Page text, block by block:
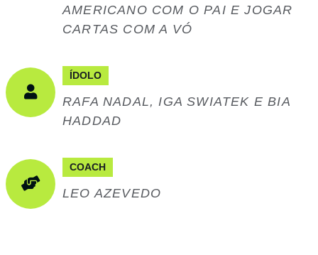
AMERICANO COM O PAI E JOGAR
CARTAS COM A VÓ
ÍDOLO
RAFA NADAL, IGA SWIATEK E BIA
HADDAD
COACH
LEO AZEVEDO